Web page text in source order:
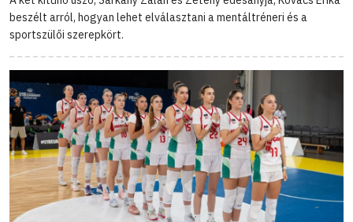
beszélt arról, hogyan lehet elválasztani a mentáltréneri és a
sportszülői szerepkört.